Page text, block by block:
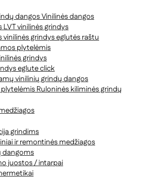
dangosVinilinės dangos
LVT vinilinės grindys
vinilinės grindys eglutės raštu
plytelėmis
grindys
eglute click
vinilinių grindų dangos
Ruloninės kiliminės grindų
grindims
ir remontinės medžiagos
dangoms
juostos / intarpai